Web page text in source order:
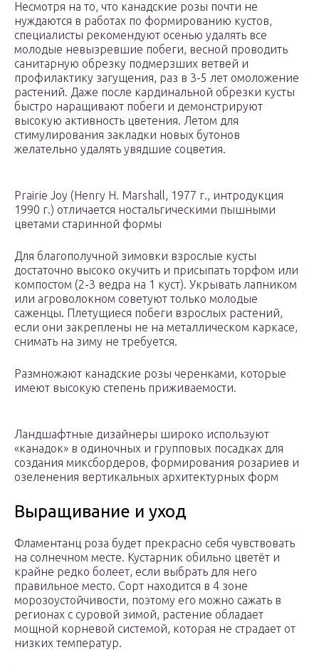
Несмотря на то, что канадские розы почти не
нуждаются в работах по формированию кустов,
специалисты рекомендуют осенью удалять все
молодые невызревшие побеги, весной проводить
санитарную обрезку подмерзших ветвей и
профилактику загущения, раз в 3-5 лет омоложение
растений. Даже после кардинальной обрезки кусты
быстро наращивают побеги и демонстрируют
высокую активность цветения. Летом для
стимулирования закладки новых бутонов
желательно удалять увядшие соцветия.
Prairie Joy (Henry H. Marshall, 1977 г., интродукция
1990 г.) отличается ностальгическими пышными
цветами старинной формы
Для благополучной зимовки взрослые кусты
достаточно высоко окучить и присыпать торфом или
компостом (2-3 ведра на 1 куст). Укрывать лапником
или агроволокном советуют только молодые
саженцы. Плетущиеся побеги взрослых растений,
если они закреплены не на металлическом каркасе,
снимать на зиму не требуется.
Размножают канадские розы черенками, которые
имеют высокую степень приживаемости.
Ландшафтные дизайнеры широко используют
«канадок» в одиночных и групповых посадках для
создания миксбордеров, формирования розариев и
озеленения вертикальных архитектурных форм
Выращивание и уход
Фламентанц роза будет прекрасно себя чувствовать
на солнечном месте. Кустарник обильно цветёт и
крайне редко болеет, если выбрать для него
правильное место. Сорт находится в 4 зоне
морозоустойчивости, поэтому его можно сажать в
регионах с суровой зимой, растение обладает
мощной корневой системой, которая не страдает от
низких температур.